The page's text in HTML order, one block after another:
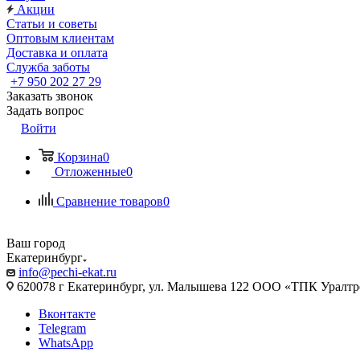
Акции
Статьи и советы
Оптовым клиентам
Доставка и оплата
Служба заботы
+7 950 202 27 29
Заказать звонок
Задать вопрос
Войти
Корзина0
Отложенные0
Сравнение товаров0
Ваш город
Екатеринбург
info@pechi-ekat.ru
620078 г Екатеринбург, ул. Малышева 122 ООО «ТПК
Вконтакте
Telegram
WhatsApp